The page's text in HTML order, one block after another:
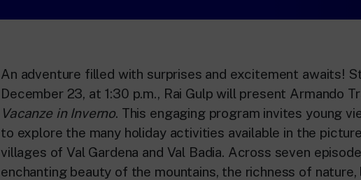
An adventure filled with surprises and excitement awaits!
December 23, at 1:30 p.m., Rai Gulp will present Armando
Vacanze in Inverno. This engaging program invites young
to explore the many holiday activities available in the
villages of Val Gardena and Val Badia. Across seven
enchanting beauty of the mountains, the richness of